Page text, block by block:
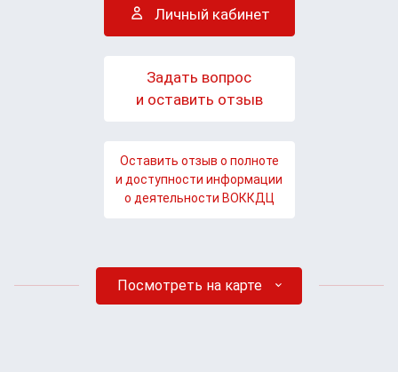
Личный кабинет
Задать вопрос
и оставить отзыв
Оставить отзыв о полноте
и доступности информации
о деятельности ВОККДЦ
Посмотреть на карте